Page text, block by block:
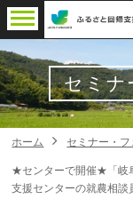
セミナ
ホーム セミナー・
★センターで開催★「岐
支援センターの就農相